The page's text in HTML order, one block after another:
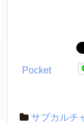
Pocket
サブカルチ